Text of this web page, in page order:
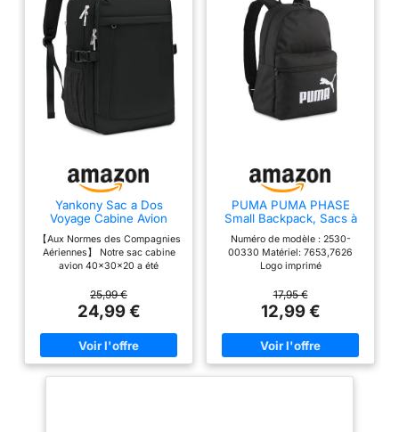
Yankony Sac a Dos
Voyage Cabine Avion
Bagages Cabine
【Aux Normes des Compagnies
Aériennes】 Notre sac cabine
avion 40x30x20 a été
mesurer 40x30x20cm lorsqu'il
est rempli et a une capacité de
24 litres,ce bagage répond aux
exigences de taille d'Ryanair
pour les bagages à main
40x30x20cm.Compact pour le
25,99 €
24,99 €
PUMA PUMA PHASE
Small Backpack, Sacs à
Enfants, PUMA Black,
OSFA - 091323
Numéro de modèle : 2530-
00330 Matériel: 7653,7626
Logo imprimé
17,95 €
12,99 €